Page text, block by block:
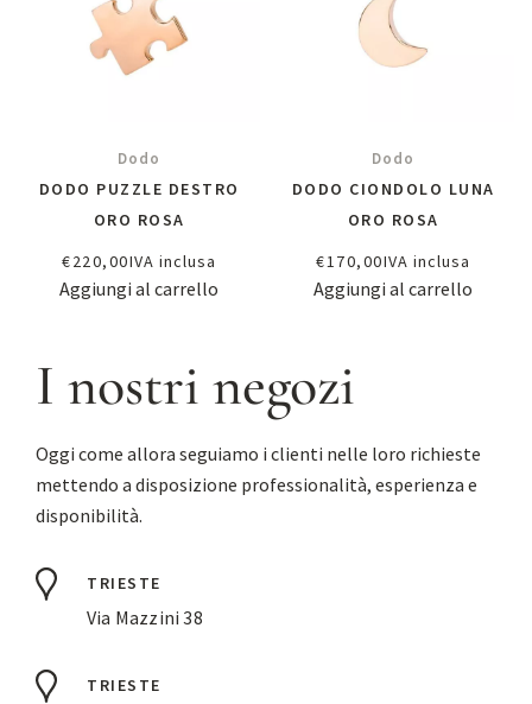
Dodo
DODO PUZZLE DESTRO
ORO ROSA
€220,00IVA inclusa
Aggiungi al carrello
Dodo
DODO CIONDOLO LUNA
ORO ROSA
€170,00IVA inclusa
Aggiungi al carrello
I nostri negozi
Oggi come allora seguiamo i clienti nelle loro richieste
mettendo a disposizione professionalità, esperienza e
disponibilità.
TRIESTE
Via Mazzini 38
TRIESTE